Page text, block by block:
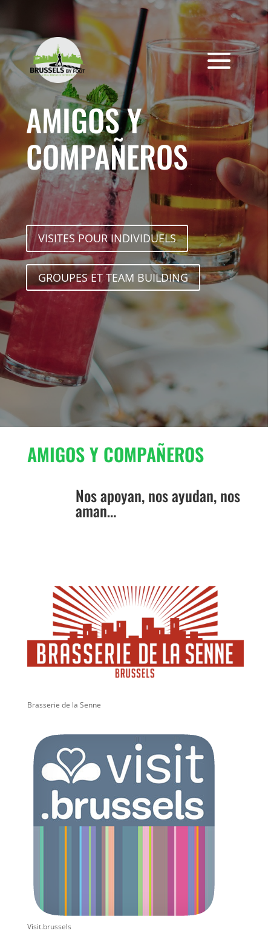
AMIGOS Y
COMPAÑEROS
VISITES POUR INDIVIDUELS
GROUPES ET TEAM BUILDING
AMIGOS Y COMPAÑEROS
Nos apoyan, nos ayudan, nos
aman…
Brasserie de la Senne
Visit.brussels